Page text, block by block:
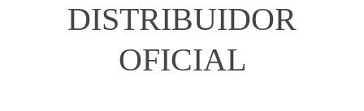
DISTRIBUIDOR
OFICIAL